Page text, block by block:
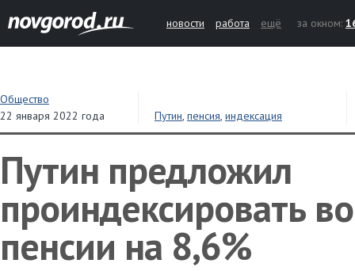
новости работа ещё за окном:
Общество
22 января 2022 года
Путин, пенсия, индексация
Путин предложил
проиндексировать
пенсии на 8,6%